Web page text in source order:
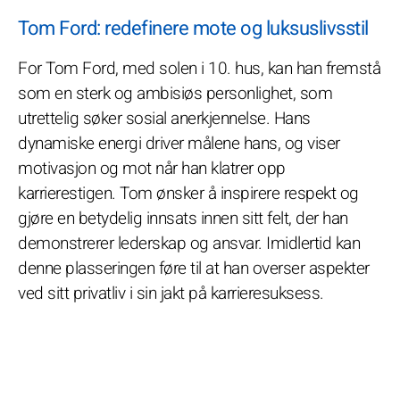
Tom Ford: redefinere mote og luksuslivsstil
For Tom Ford, med solen i 10. hus, kan han fremstå
som en sterk og ambisiøs personlighet, som
utrettelig søker sosial anerkjennelse. Hans
dynamiske energi driver målene hans, og viser
motivasjon og mot når han klatrer opp
karrierestigen. Tom ønsker å inspirere respekt og
gjøre en betydelig innsats innen sitt felt, der han
demonstrerer lederskap og ansvar. Imidlertid kan
denne plasseringen føre til at han overser aspekter
ved sitt privatliv i sin jakt på karrieresuksess.